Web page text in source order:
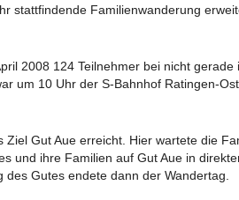
ARCHIV
ARCHIV
ARCHIV
stattfindende Familienwanderung
2008 124 Teilnehmer bei nicht
um 10 Uhr der S-Bahnhof Ratingen-
Ziel Gut Aue erreicht. Hier wartete die
und ihre Familien auf Gut Aue in
des Gutes endete dann der Wandertag.